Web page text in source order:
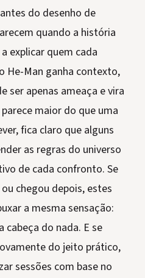
do desenho de
quando a história
explicar quem cada
He-Man ganha contexto,
ser apenas ameaça e vira
maior do que uma
fica claro que alguns
as regras do universo
de cada confronto. Se
chegou depois, estes
a mesma sensação:
cabeça do nada. E se
do jeito prático,
sessões com base no